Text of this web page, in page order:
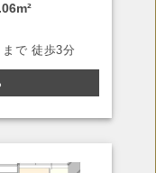
まで 徒歩3分